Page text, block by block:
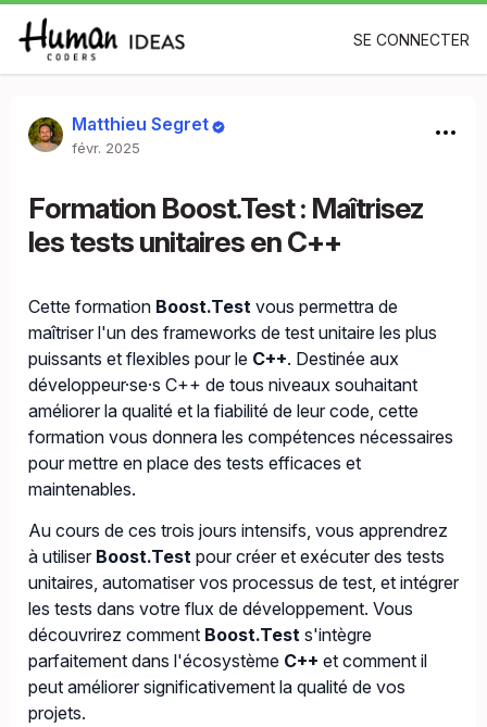
SE CONNECTER
Matthieu Segret
févr. 2025
Formation Boost.Test : Maîtrisez
les tests unitaires en C++
Cette formation Boost.Test vous permettra de
maîtriser l'un des frameworks de test unitaire les plus
puissants et flexibles pour le C++. Destinée aux
développeur·se·s C++ de tous niveaux souhaitant
améliorer la qualité et la fiabilité de leur code, cette
formation vous donnera les compétences nécessaires
pour mettre en place des tests efficaces et
maintenables.
Au cours de ces trois jours intensifs, vous apprendrez
à utiliser Boost.Test pour créer et exécuter des tests
unitaires, automatiser vos processus de test, et intégrer
les tests dans votre flux de développement. Vous
découvrirez comment Boost.Test s'intègre
parfaitement dans l'écosystème C++ et comment il
peut améliorer significativement la qualité de vos
projets.